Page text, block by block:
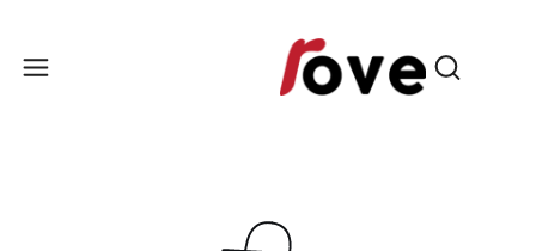
Otwórz